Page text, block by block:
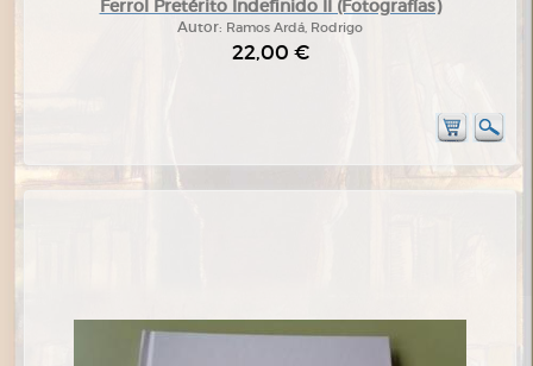
Ferrol Pretérito Indefinido II (Fotografías)
Autor: Ramos Ardá, Rodrigo
22,00 €